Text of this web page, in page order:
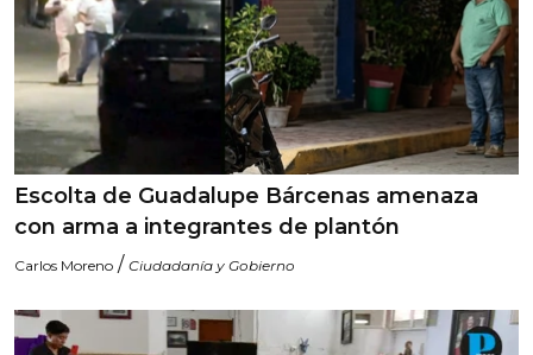
Escolta de Guadalupe Bárcenas amenaza
con arma a integrantes de plantón
Carlos Moreno / Ciudadanía y Gobierno